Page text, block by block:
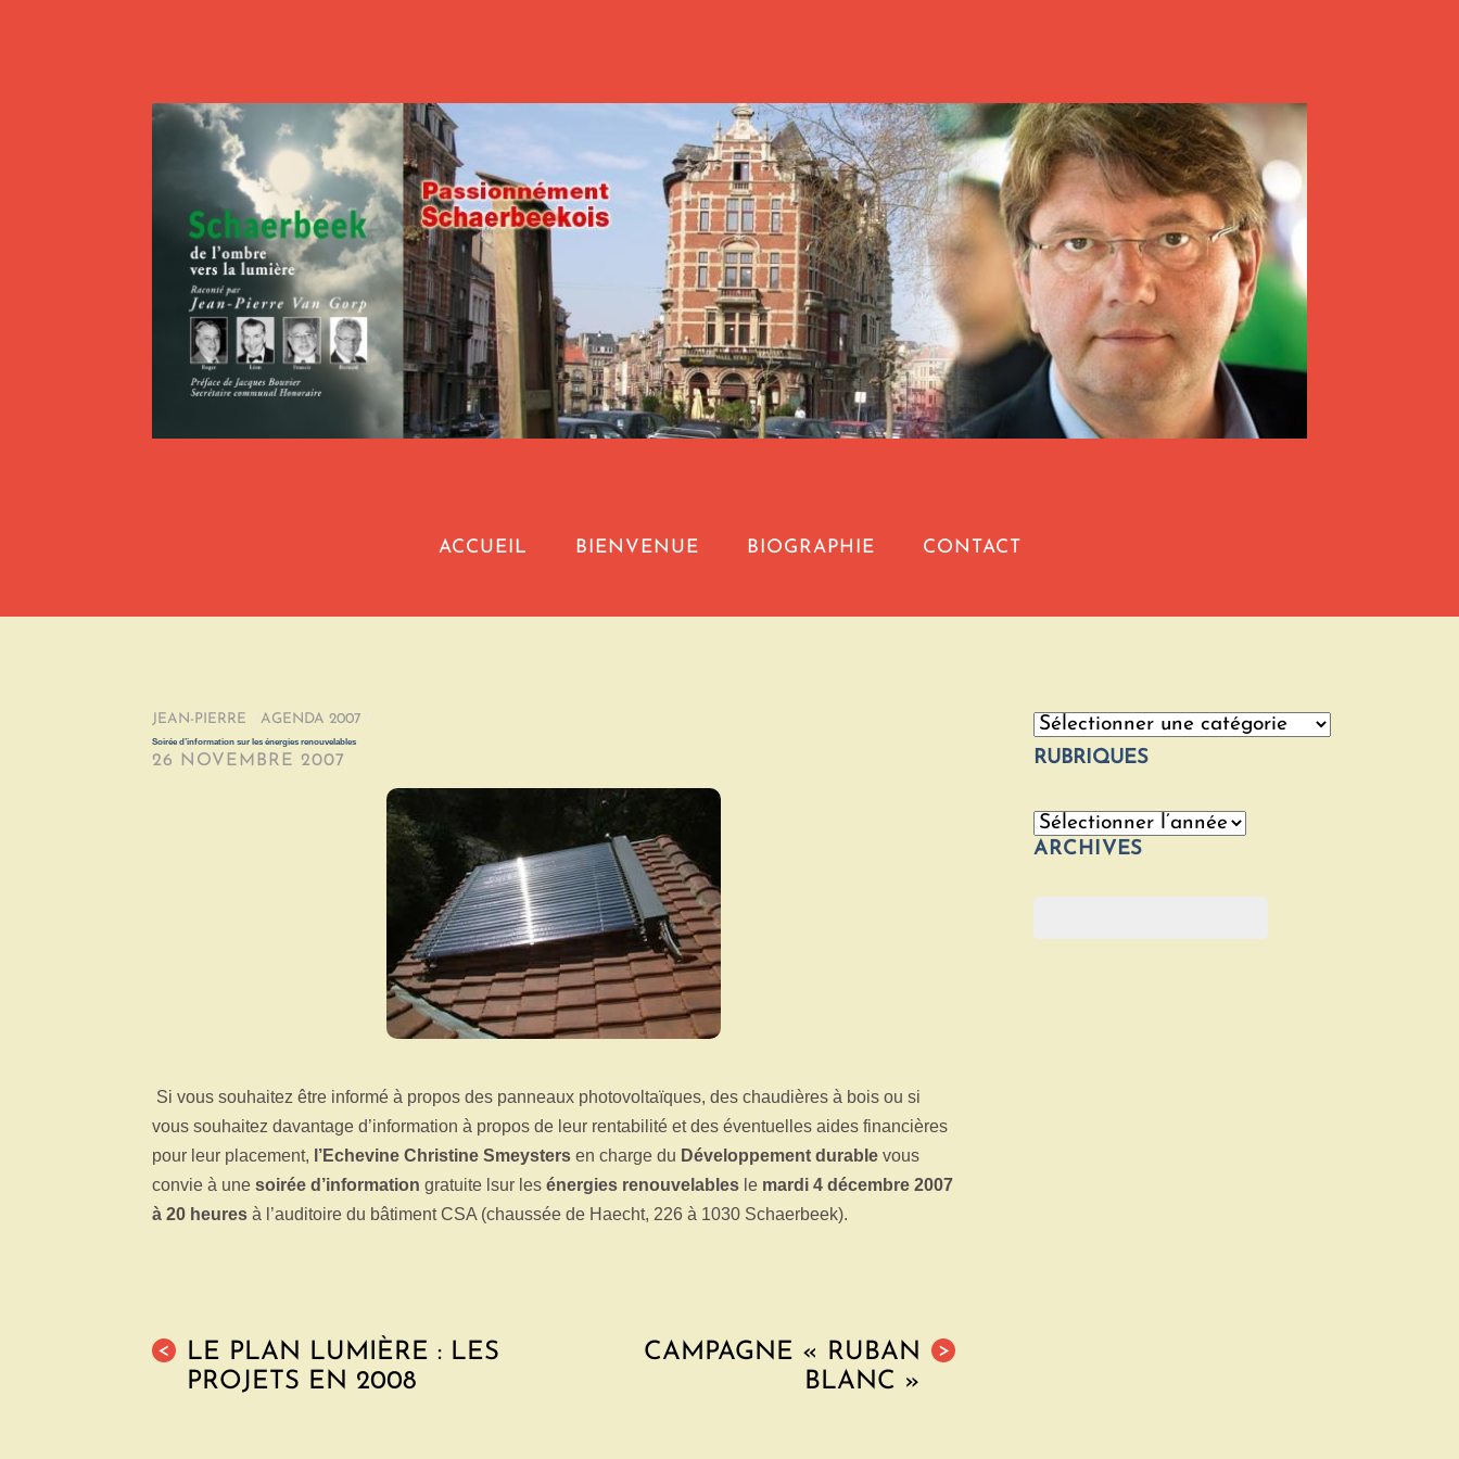
ACCUEIL BIENVENUE BIOGRAPHIE CONTACT
JEAN-PIERRE / AGENDA 2007 /
Soirée d’information sur les énergies renouvelables
26 NOVEMBRE 2007
Si vous souhaitez être informé à propos des panneaux photovoltaïques, des chaudières à bois ou si
vous souhaitez davantage d’information à propos de leur rentabilité et des éventuelles aides financières
pour leur placement, l’Echevine Christine Smeysters en charge du Développement durable vous
convie à une soirée d’information gratuite lsur les énergies renouvelables le mardi 4 décembre 2007
à 20 heures à l’auditoire du bâtiment CSA (chaussée de Haecht, 226 à 1030 Schaerbeek).
<
LE PLAN LUMIÈRE : LES
PROJETS EN 2008
>
CAMPAGNE « RUBAN
BLANC »
Catégories
RUBRIQUES
Archives
ARCHIVES